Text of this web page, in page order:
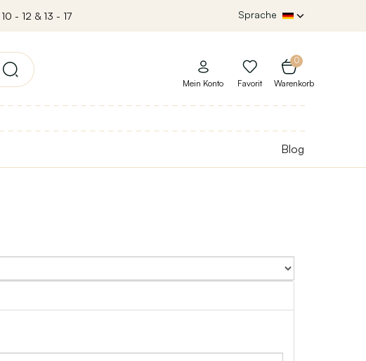
- 12 & 13 - 17 Sprache
0
Warenkorb
Mein Konto Favorit
Blog